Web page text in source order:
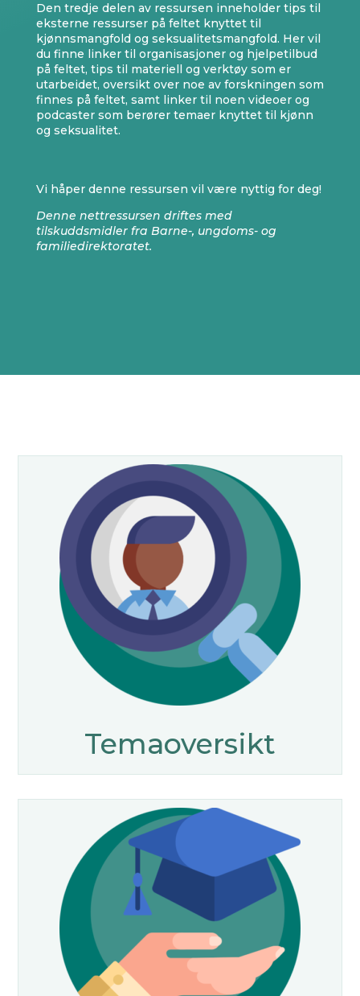
Den tredje delen av ressursen inneholder tips til
eksterne ressurser på feltet knyttet til
kjønnsmangfold og seksualitetsmangfold. Her vil
du finne linker til organisasjoner og hjelpetilbud
på feltet, tips til materiell og verktøy som er
utarbeidet, oversikt over noe av forskningen som
finnes på feltet, samt linker til noen videoer og
podcaster som berører temaer knyttet til kjønn
og seksualitet.
Vi håper denne ressursen vil være nyttig for deg!
Denne nettressursen driftes med
tilskuddsmidler fra Barne-, ungdoms- og
familiedirektoratet.
Temaoversikt